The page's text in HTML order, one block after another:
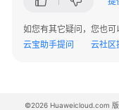
例
如您有其它疑问，您也
云宝助手提问
云社区
©2026 Huaweicloud.com 版